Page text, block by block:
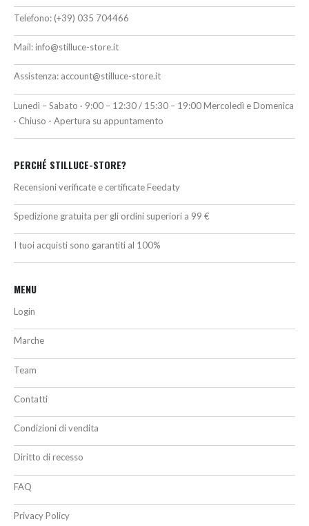
Telefono: (+39) 035 704466
Mail:info@stilluce-store.it
Assistenza: account@stilluce-store.it
Lunedì – Sabato · 9:00 – 12:30 / 15:30 – 19:00 Mercoledì e Domenica
· Chiuso - Apertura su appuntamento
PERCHÉ STILLUCE-STORE?
Recensioni verificate e certificate Feedaty
Spedizione gratuita per gli ordini superiori a 99 €
I tuoi acquisti sono garantiti al 100%
MENU
Login
Marche
Team
Contatti
Condizioni di vendita
Diritto di recesso
FAQ
Privacy Policy